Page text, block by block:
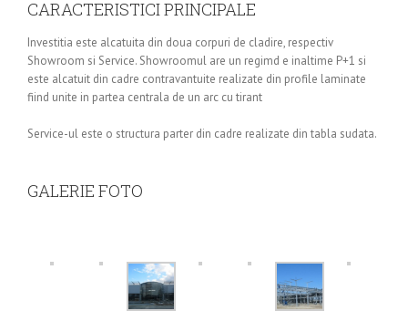
CARACTERISTICI PRINCIPALE
Investitia este alcatuita din doua corpuri de cladire, respectiv
Showroom si Service. Showroomul are un regimd e inaltime P+1 si
este alcatuit din cadre contravantuite realizate din profile laminate
fiind unite in partea centrala de un arc cu tirant
Service-ul este o structura parter din cadre realizate din tabla sudata.
GALERIE FOTO